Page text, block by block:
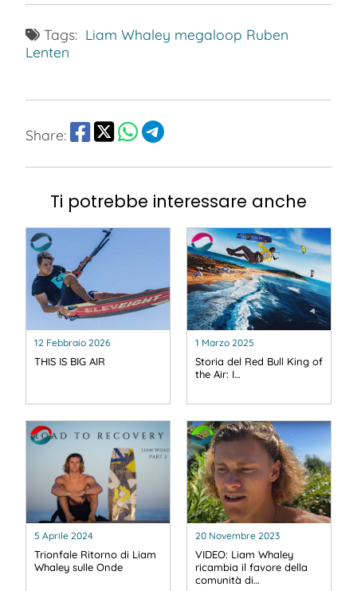
Tags: Liam Whaley megaloop Ruben
Lenten
Share:
Ti potrebbe interessare anche
12 Febbraio 2026
THIS IS BIG AIR
1 Marzo 2025
Storia del Red Bull King of
the Air: I…
5 Aprile 2024
Trionfale Ritorno di Liam
Whaley sulle Onde
20 Novembre 2023
VIDEO: Liam Whaley
ricambia il favore della
comunità di…